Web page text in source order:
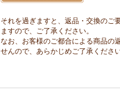
それを過ぎますと、返品・交換のご
ますので、ご了承ください。
なお、お客様のご都合による商品の
せんので、あらかじめご了承ください